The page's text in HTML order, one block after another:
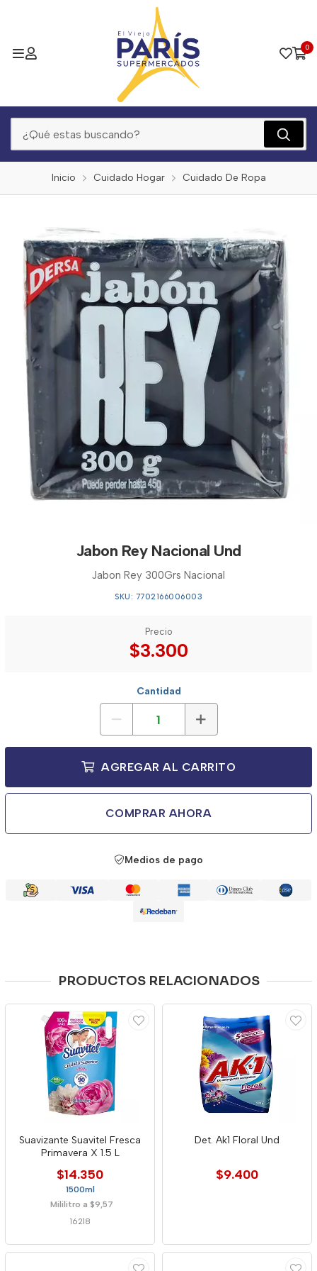
0
Inicio Cuidado Hogar Cuidado De Ropa
Jabon Rey Nacional Und
Jabon Rey 300Grs Nacional
SKU: 7702166006003
Precio
$3.300
Cantidad
AGREGAR AL CARRITO
COMPRAR AHORA
Medios de pago
PRODUCTOS RELACIONADOS
Suavizante Suavitel Fresca
Primavera X 1.5 L
$14.350
1500ml
Mililitro a $9,57
16218
Det. Ak1 Floral Und
$9.400